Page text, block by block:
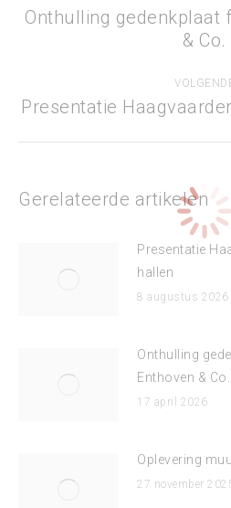
navigatie
Onthulling gedenkplaat
& Co.
Presentatie
Gerelateerde artikelen
Presentatie
hallen
8 augustus 2026
Onthulling
Enthoven & Co.
17 april 2026
Oplevering
27 november